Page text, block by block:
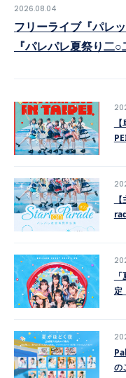
VIDEO
CONTACT
2026.08.04
フリーライブ『パレ
『パレパレ夏祭り二○
定
の